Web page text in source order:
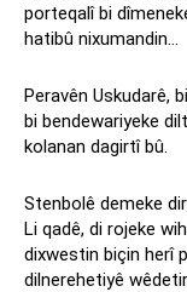
porteqalî bi
hatibû nixumandin…
Peravên Uskudarê,
bi bendewariyeke
kolanan dagirtî bû.
Stenbolê demeke
Li qadê, di rojeke
dixwestin biçin herî
dilnerehetiyê